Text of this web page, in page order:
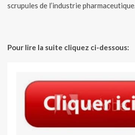
scrupules de l’industrie pharmaceutique.
Pour lire la suite cliquez ci-dessous: